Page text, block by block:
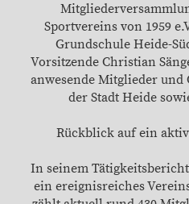
Sportvereins von 1959
Grundschule Heide-
Vorsitzende Christian
anwesende Mitglieder und
der Stadt Heide
Rückblick auf ein
In seinem
ein ereignisreiches